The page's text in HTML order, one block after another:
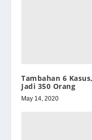
Tambahan 6
Jadi 350 Orang
May 14, 2020